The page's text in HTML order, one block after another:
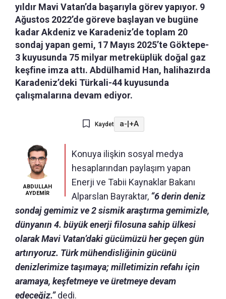
yıldır Mavi Vatan’da başarıyla görev yapıyor. 9
Ağustos 2022’de göreve başlayan ve bugüne
kadar Akdeniz ve Karadeniz’de toplam 20
sondaj yapan gemi, 17 Mayıs 2025’te Göktepe-
3 kuyusunda 75 milyar metreküplük doğal gaz
keşfine imza attı. Abdülhamid Han, halihazırda
Karadeniz’deki Türkali-44 kuyusunda
çalışmalarına devam ediyor.
Kaydet a- +A
ABDULLAH
AYDEMİR
Konuya ilişkin sosyal medya
hesaplarından paylaşım yapan
Enerji ve Tabii Kaynaklar Bakanı
Alparslan Bayraktar, “6 derin deniz
sondaj gemimiz ve 2 sismik araştırma gemimizle,
dünyanın 4. büyük enerji filosuna sahip ülkesi
olarak Mavi Vatan’daki gücümüzü her geçen gün
artırıyoruz. Türk mühendisliğinin gücünü
denizlerimize taşımaya; milletimizin refahı için
aramaya, keşfetmeye ve üretmeye devam
edeceğiz.”dedi.